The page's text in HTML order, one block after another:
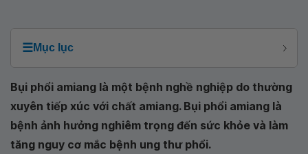
☰Mục lục
Bụi phổi amiang là một bệnh nghề nghiệp do thường
xuyên tiếp xúc với chất amiang. Bụi phổi amiang là
bệnh ảnh hưởng nghiêm trọng đến sức khỏe và làm
tăng nguy cơ mắc bệnh ung thư phổi.